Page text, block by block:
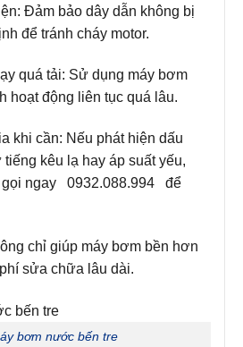
Đảm bảo dây dẫn không bị
để tránh cháy motor.
quá tải: Sử dụng máy bơm
hoạt động liên tục quá lâu.
khi cần: Nếu phát hiện dấu
kêu lạ hay áp suất yếu,
gọi ngay 0932.088.994 để
chỉ giúp máy bơm bền hơn
sửa chữa lâu dài.
bơm nước bến tre